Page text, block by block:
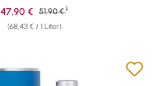
(68,43 € / 1 Liter)
Verkaufspreis:
47,90 € Regulärer Preis:
51,90 € 1